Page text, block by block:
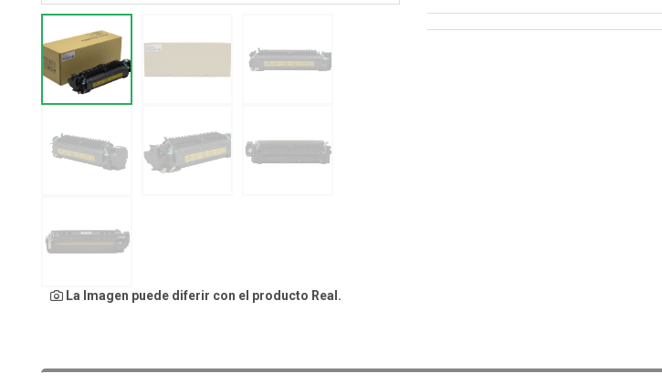
La Imagen puede diferir con el producto Real.